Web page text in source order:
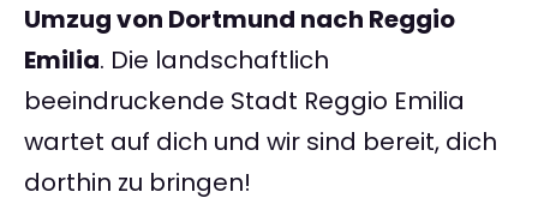
Umzug von Dortmund nach Reggio
Emilia. Die landschaftlich
beeindruckende Stadt Reggio Emilia
wartet auf dich und wir sind bereit, dich
dorthin zu bringen!